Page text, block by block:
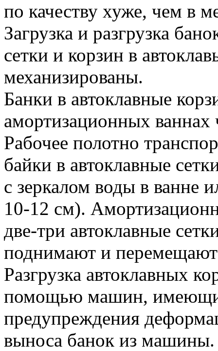
по качеству хуже, чем в
Загрузка и разгрузка
сетки и корзин в
механизированы.
Банки в автоклавные
амортизационных
Рабочее полотно
байки в автоклавные
с зеркалом воды в ванне
10-12 см).
две-три автоклавные
поднимают и перемещают
Разгрузка автоклавных
помощью машин,
предупреждения
выноса банок из машины.